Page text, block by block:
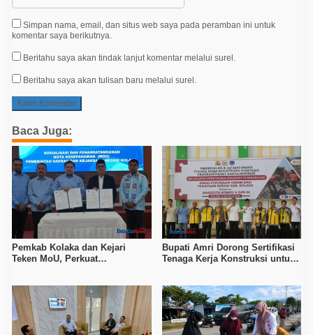
Simpan nama, email, dan situs web saya pada peramban ini untuk
komentar saya berikutnya.
Beritahu saya akan tindak lanjut komentar melalui surel.
Beritahu saya akan tulisan baru melalui surel.
Baca Juga:
Pemkab Kolaka dan Kejari
Teken MoU, Perkuat
Bupati Amri Dorong Sertifikasi
Tenaga Kerja Konstruksi untuk